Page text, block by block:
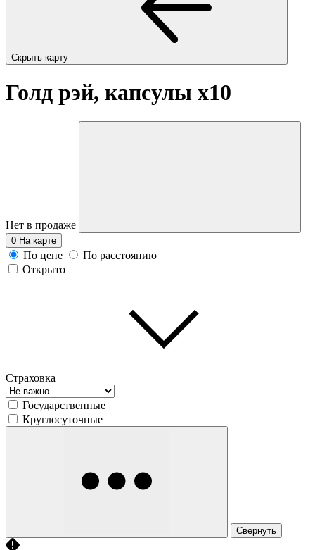
Скрыть карту
Голд рэй, капсулы x10
Нет в продаже
0 На карте
По цене
По расстоянию
Открыто
Страховка
Государственные
Круглосуточные
Свернуть